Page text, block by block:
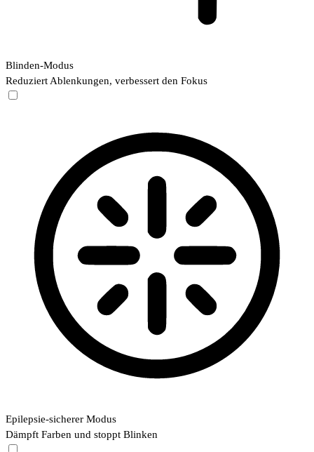
Blinden-Modus
Reduziert Ablenkungen, verbessert den Fokus
Epilepsie-sicherer Modus
Dämpft Farben und stoppt Blinken